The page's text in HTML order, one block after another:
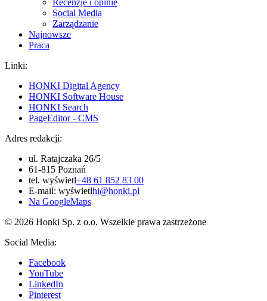
Recenzje i opinie
Social Media
Zarządzanie
Najnowsze
Praca
Linki:
HONKI Digital Agency
HONKI Software House
HONKI Search
PageEditor - CMS
Adres redakcji:
ul. Ratajczaka 26/5
61-815 Poznań
tel. wyświetl+48 61 852 83 00
E-mail: wyświetlhi@honki.pl
Na GoogleMaps
© 2026 Honki Sp. z o.o. Wszelkie prawa zastrzeżone
Social Media:
Facebook
YouTube
LinkedIn
Pinterest